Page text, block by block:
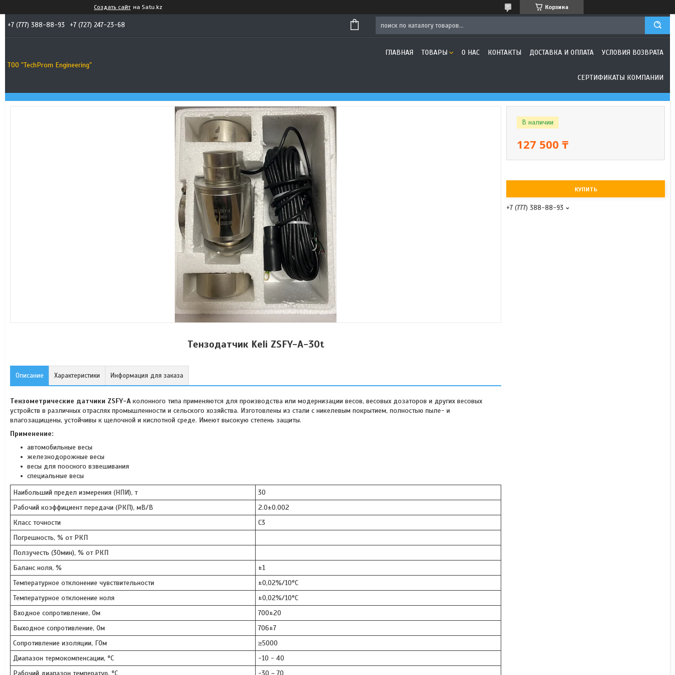
Создать сайт на Satu.kz Корзина
+7 (777) 388-88-93 +7 (727) 247-23-68
ТОО "TechProm Engineering"
ГЛАВНАЯ ТОВАРЫ О НАС КОНТАКТЫ ДОСТАВКА И ОПЛАТА УСЛОВИЯ ВОЗВРАТА
СЕРТИФИКАТЫ КОМПАНИИ
Тензодатчик Keli ZSFY-A-30t
Описание Характеристики Информация для заказа
Тензометрические датчики ZSFY-A колонного типа применяются для производства или модернизации весов, весовых дозаторов и других весовых
устройств в различных отраслях промышленности и сельского хозяйства. Изготовлены из стали с никелевым покрытием, полностью пыле- и
влагозащищены, устойчивы к щелочной и кислотной среде. Имеют высокую степень защиты.
Применение:
автомобильные весы
железнодорожные весы
весы для поосного взвешивания
специальные весы
Наибольший предел измерения (НПИ), т
30
Рабочий коэффициент передачи (РКП), мВ/В
2.0±0.002
Класс точности
C3
Погрешность, % от РКП
Ползучесть (30мин), % от РКП
Баланс ноля, %
±1
Температурное отклонение чувствительности
±0,02%/10°C
Температурное отклонение ноля
±0,02%/10°C
Входное сопротивление, Ом
700±20
Выходное сопротивление, Ом
706±7
Сопротивление изоляции, ГОм
≥5000
Диапазон термокомпенсации, °С
-10 - 40
Рабочий диапазон температур, °С
-30 ~ 70
В наличии
127 500 ₸
КУПИТЬ
+7 (777) 388-88-93